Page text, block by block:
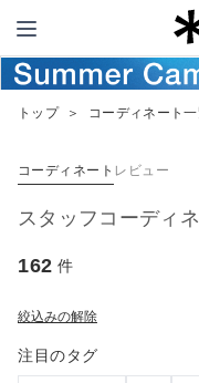
トップ ＞ コーディネート
コーディネート レビュー
スタッフコーディ
162 件
絞込みの解除
注目のタグ